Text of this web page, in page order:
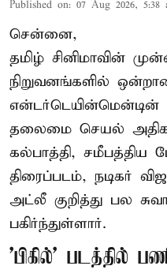
Published on: 07 Aug 2026, 5:38
சென்னை,
தமிழ் சினிமாவின்
நிறுவனங்களில்
என்டர்டெயின்மென்டின்
தலைமை செயல்
கல்பாத்தி, சமீபத்திய
திரைப்படம், நடிகர்
அட்லீ குறித்து பல
பகிர்ந்துள்ளார்.
'பிகில்' படத்தில்